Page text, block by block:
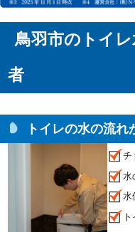
鳥羽市のトイ
者
トイレの水の流れ
チ
水
水